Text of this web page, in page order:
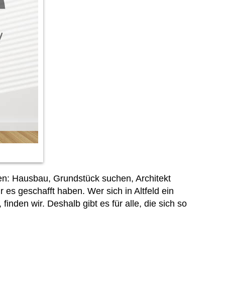
Hausbau, Grundstück suchen, Architekt
geschafft haben. Wer sich in Altfeld ein
wir. Deshalb gibt es für alle, die sich so